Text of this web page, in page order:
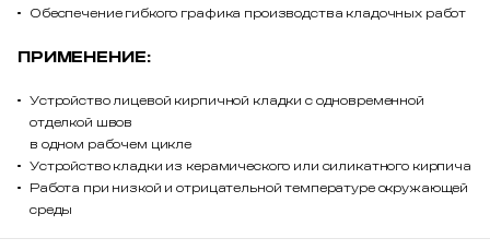
Обеспечение гибкого графика производства кладочных работ
ПРИМЕНЕНИЕ:
Устройство лицевой кирпичной кладки с одновременной
отделкой швов
в одном рабочем цикле
Устройство кладки из керамического или силикатного кирпича
Работа при низкой и отрицательной температуре окружающей
среды